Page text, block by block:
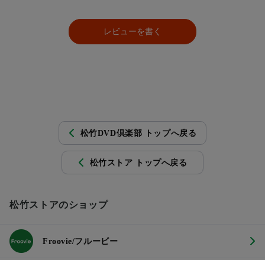
レビューを書く
松竹DVD倶楽部 トップへ戻る
松竹ストア トップへ戻る
松竹ストアのショップ
Froovie/フルービー